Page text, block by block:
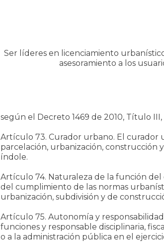
Ser líderes en licenciamiento
asesoramiento a los
según el Decreto 1469 de 2010, Título
Artículo 73. Curador urbano. El curador
parcelación, urbanización, construcción
índole.
Artículo 74. Naturaleza de la función
del cumplimiento de las normas
urbanización, subdivisión y de
Artículo 75. Autonomía y
funciones y responsable disciplinaria,
o a la administración pública en el